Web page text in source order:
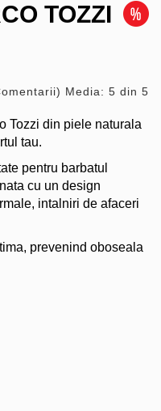
TOZZI
Media: 5 din 5
Tozzi din piele naturala
tau.
pentru barbatul
cu un design
intalniri de afaceri
prevenind oboseala